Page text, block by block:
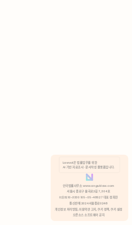
분석 쿠키 허용
Lawvot은 법률업무를 위한
AI 기반 자료조사 · 문서작성 플랫폼입니다.
안국법률사무소 www.anguklaw.com
서울시 종로구 율곡로2길 7, 304호
02)3210-3330 105-05-48527 대표 정희찬
통신판매 2024서울종로0248
개인정보 처리방침, 이용약관 고지, 쿠키 정책, 쿠키 설정
오픈소스 소프트웨어 공지